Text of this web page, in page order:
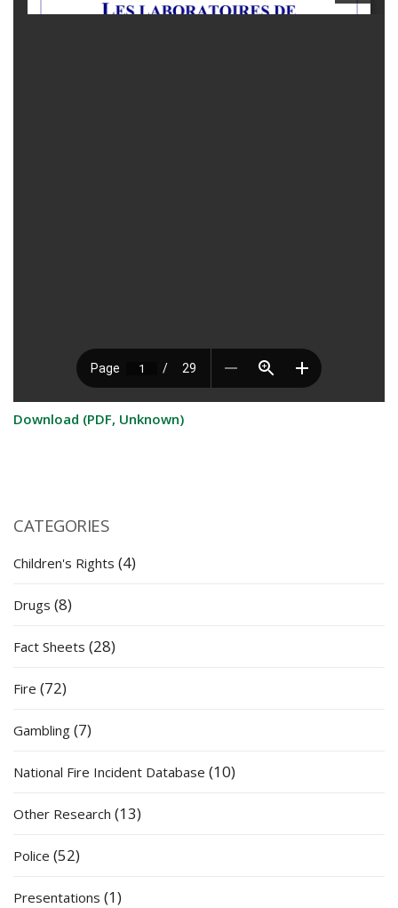
Download (PDF, Unknown)
CATEGORIES
Children's Rights (4)
Drugs (8)
Fact Sheets (28)
Fire (72)
Gambling (7)
National Fire Incident Database (10)
Other Research (13)
Police (52)
Presentations (1)